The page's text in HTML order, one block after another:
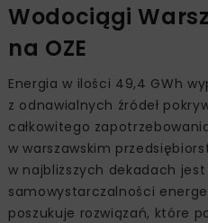
Wodociągi
na OZE
Energia w ilości 49,4 GWh
z odnawialnych źródeł
całkowitego
w warszawskim
w najbliższych dekadach
samowystarczalności
poszukuje rozwiązań, które